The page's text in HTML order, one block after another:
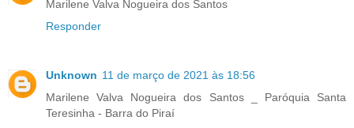
Marilene Valva Nogueira dos Santos
Responder
Unknown 11 de março de 2021 às 18:56
Marilene Valva Nogueira dos Santos _ Paróquia Santa
Teresinha - Barra do Piraí